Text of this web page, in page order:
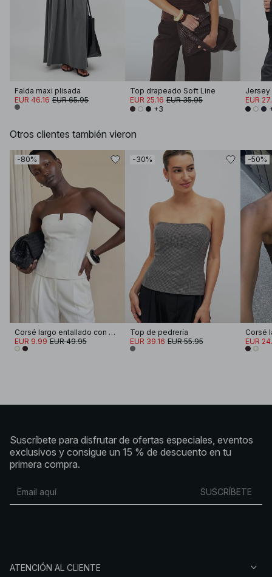
Falda maxi plisada
EUR 46.16 EUR 65.95
Top drapeado Soft Line
EUR 25.16 EUR 35.95
+3
EUR
Otros clientes también vieron
-80%
Corsé largo entallado con escote pronunciado
EUR 9.99 EUR 49.95
-30%
Top de pedrería
EUR 39.16 EUR 55.95
-50%
EUR
Suscríbete para disfrutar de ofertas especiales, eventos
exclusivos y consigue un 15 % de descuento en tu
primera compra.
SUSCRÍBETE
ATENCIÓN AL CLIENTE